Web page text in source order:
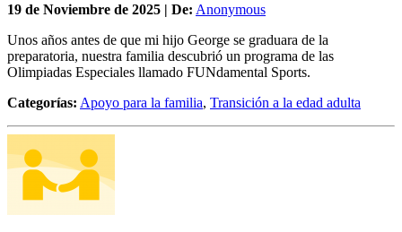
19 de Noviembre de 2025 | De: Anonymous
Unos años antes de que mi hijo George se graduara de la
preparatoria, nuestra familia descubrió un programa de las
Olimpiadas Especiales llamado FUNdamental Sports.
Categorías: Apoyo para la familia, Transición a la edad adulta